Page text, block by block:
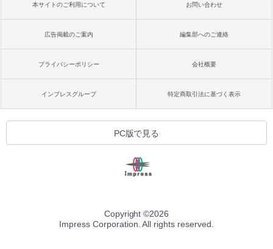
本サイトのご利用について お問い合わせ
広告掲載のご案内 編集部へのご連絡
プライバシーポリシー 会社概要
インプレスグループ 特定商取引法に基づく表示
PC版で見る
Copyright ©2026
Impress Corporation. All rights reserved.